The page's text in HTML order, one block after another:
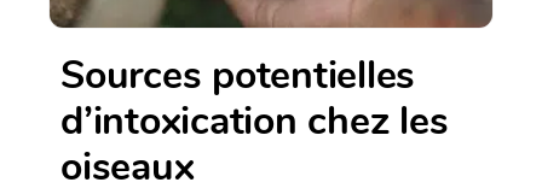
Sources potentielles
d’intoxication chez les
oiseaux